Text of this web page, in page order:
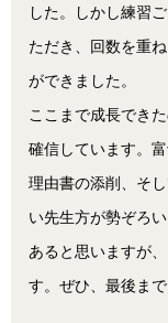
した。しかし練習
ただき、回数を重
ができました。
ここまで成長でき
確信しています。
理由書の添削、そ
い先生方が勢ぞろ
あると思いますが
す。ぜひ、最後ま